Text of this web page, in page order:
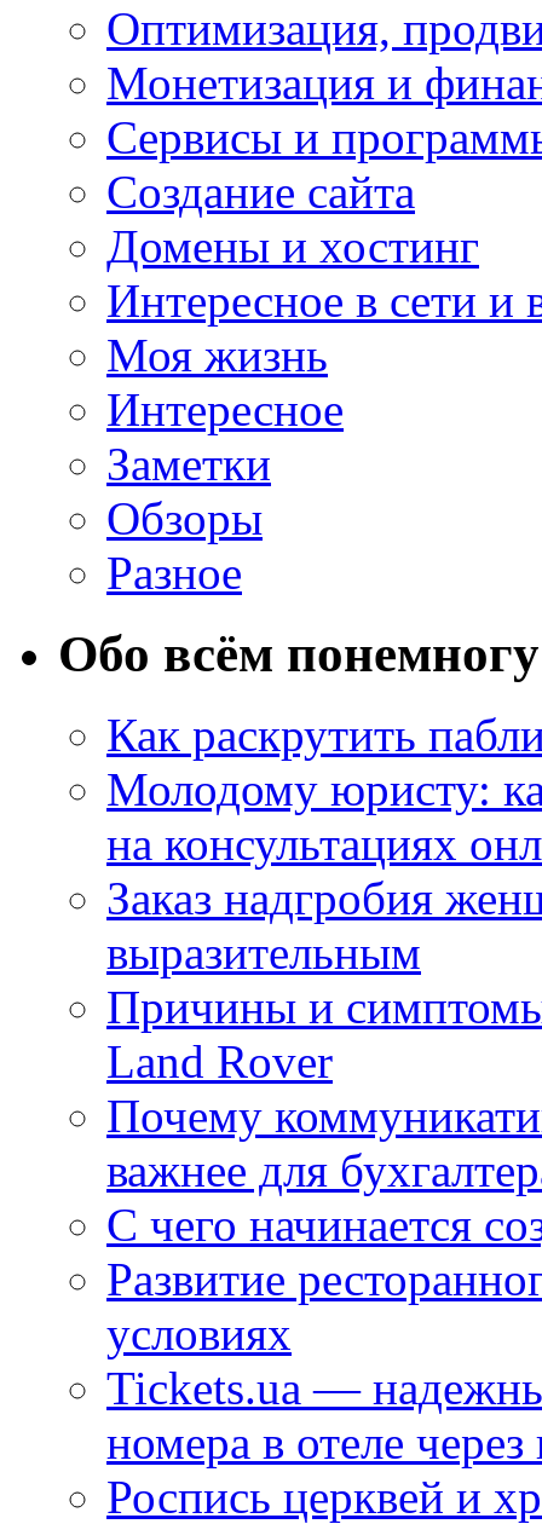
Оптимизация,
Монетизация и
Сервисы и
Создание сайта
Домены и хостинг
Интересное в сети и
Моя жизнь
Интересное
Заметки
Обзоры
Разное
Обо всём понемногу
Как раскрутить
Молодому юристу:
на консультациях
Заказ надгробия
выразительным
Причины и
Land Rover
Почему
важнее для
С чего начинается
Развитие
условиях
Tickets.ua —
номера в отеле через
Роспись церквей и